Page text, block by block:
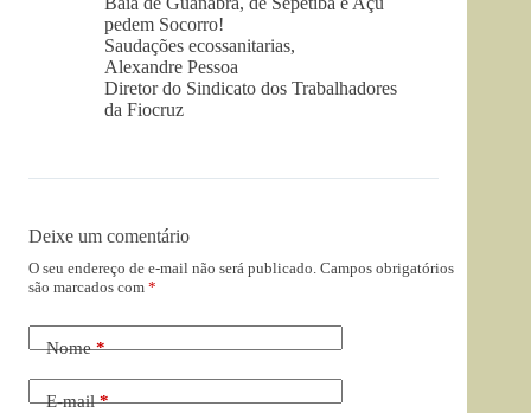
pedem Socorro!
Saudações ecossanitarias,
Alexandre Pessoa
Diretor do Sindicato dos Trabalhadores
da Fiocruz
Deixe um comentário
O seu endereço de e-mail não será publicado. Campos obrigatórios
são marcados com *
Nome*
E-mail*